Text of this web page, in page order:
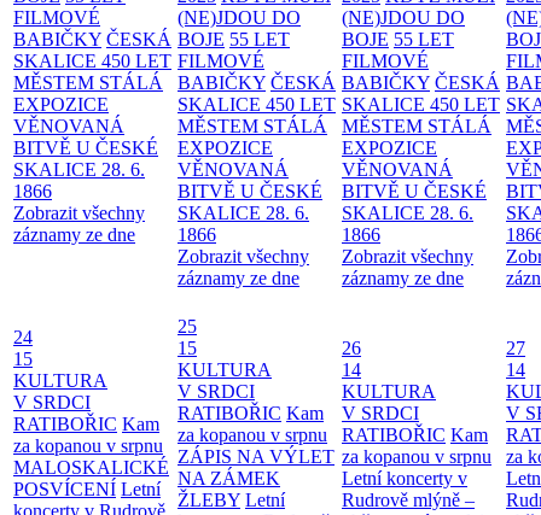
FILMOVÉ
BABIČKY ČESKÁ
SKALICE 450 LET
MĚSTEM STÁLÁ
EXPOZICE
VĚNOVANÁ
BITVĚ U ČESKÉ
SKALICE 28. 6.
1866
Zobrazit všechny
záznamy ze dne
(NE)JDOU DO
BOJE 55 LET
FILMOVÉ
BABIČKY ČESKÁ
SKALICE 450 LET
MĚSTEM STÁLÁ
EXPOZICE
VĚNOVANÁ
BITVĚ U ČESKÉ
SKALICE 28. 6.
1866
Zobrazit všechny
záznamy ze dne
(NE)JDOU DO
BOJE 55 LET
FILMOVÉ
BABIČKY ČESKÁ
SKALICE 450 LET
MĚSTEM STÁLÁ
EXPOZICE
VĚNOVANÁ
BITVĚ U ČESKÉ
SKALICE 28. 6.
1866
Zobrazit všechny
záznamy ze dne
24
15
KULTURA
V SRDCI
RATIBOŘIC Kam
za kopanou v srpnu
MALOSKALICKÉ
POSVÍCENÍ Letní
25
15
KULTURA
V SRDCI
RATIBOŘIC Kam
za kopanou v srpnu
ZÁPIS NA VÝLET
NA ZÁMEK
ŽLEBY Letní
26
14
KULTURA
V SRDCI
RATIBOŘIC Kam
za kopanou v srpnu
Letní koncerty v
Rudrově mlýně –
27
14
V
za